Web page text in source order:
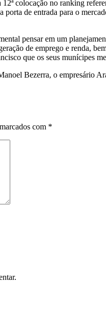
colocação no ranking
de entrada para o
pensar em um
de emprego e renda,
que os seus munícipes
Bezerra, o
com *